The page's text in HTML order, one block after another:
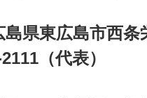
県東広島市西
（代表）